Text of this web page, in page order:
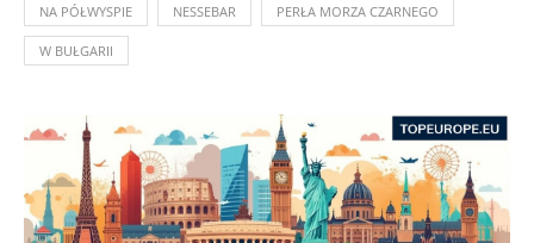
NA PÓŁWYSPIE NESSEBAR PERŁA MORZA CZARNEGO
W BUŁGARII